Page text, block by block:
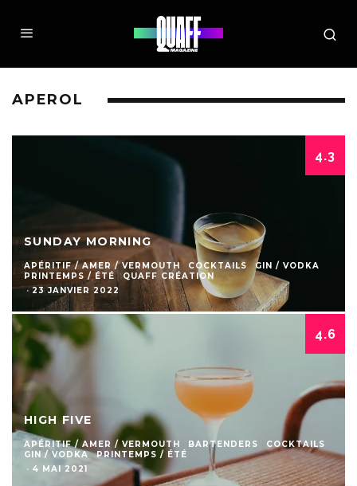
APEROL
4.3
SUNDAY MORNING
APÉRITIF / AMER / VERMOUTH COCKTAILS
GIN / VODKA
PRINTEMPS / ÉTÉ
QUAFF CRÉATION
· 23 JANVIER 2022
4.6
HIGH FIVE
APÉRITIF / AMER / VERMOUTH BARTENDERS
COCKTAILS
GIN / VODKA
PRINTEMPS / ÉTÉ
· 4 MAI 2021